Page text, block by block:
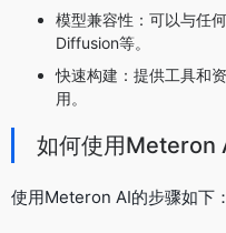
模型兼容性：可以与任
Diffusion等。
快速构建：提供工具和
用。
如何使用Meteron
使用Meteron AI的步骤如下：